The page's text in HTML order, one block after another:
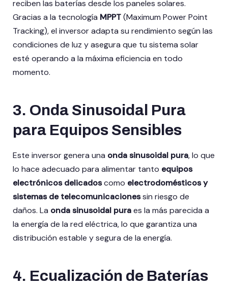
reciben las baterías desde los paneles solares.
Gracias a la tecnología MPPT(Maximum Power Point
Tracking), el inversor adapta su rendimiento según las
condiciones de luz y asegura que tu sistema solar
esté operando a la máxima eficiencia en todo
momento.
3. Onda Sinusoidal Pura
para Equipos Sensibles
Este inversor genera una onda sinusoidal pura, lo que
lo hace adecuado para alimentar tanto equipos
electrónicos delicadoscomo electrodomésticos y
sistemas de telecomunicacionessin riesgo de
daños. La onda sinusoidal puraes la más parecida a
la energía de la red eléctrica, lo que garantiza una
distribución estable y segura de la energía.
4. Ecualización de Baterías